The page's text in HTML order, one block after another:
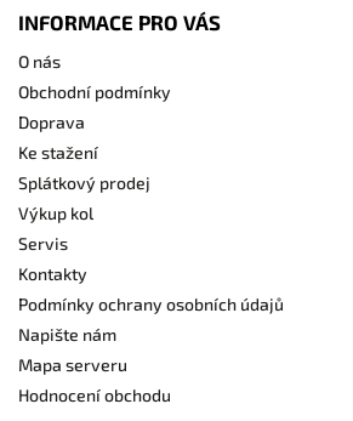
INFORMACE PRO VÁS
O nás
Obchodní podmínky
Doprava
Ke stažení
Splátkový prodej
Výkup kol
Servis
Kontakty
Podmínky ochrany osobních údajů
Napište nám
Mapa serveru
Hodnocení obchodu